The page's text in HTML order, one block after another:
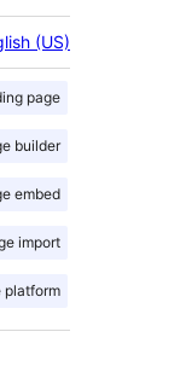
(US)
page
builder
embed
import
platform